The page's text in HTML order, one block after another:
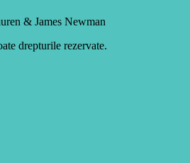
& James Newman
drepturile rezervate.